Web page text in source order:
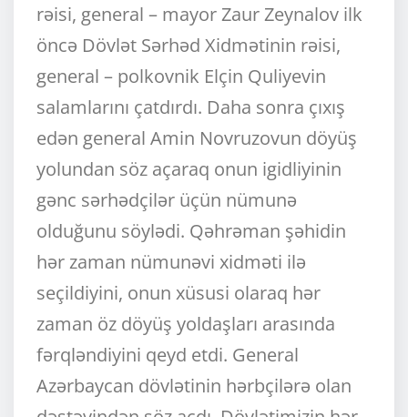
rəisi, general – mayor Zaur Zeynalov ilk
öncə Dövlət Sərhəd Xidmətinin rəisi,
general – polkovnik Elçin Quliyevin
salamlarını çatdırdı. Daha sonra çıxış
edən general Amin Novruzovun döyüş
yolundan söz açaraq onun igidliyinin
gənc sərhədçilər üçün nümunə
olduğunu söylədi. Qəhrəman şəhidin
hər zaman nümunəvi xidməti ilə
seçildiyini, onun xüsusi olaraq hər
zaman öz döyüş yoldaşları arasında
fərqləndiyini qeyd etdi. General
Azərbaycan dövlətinin hərbçilərə olan